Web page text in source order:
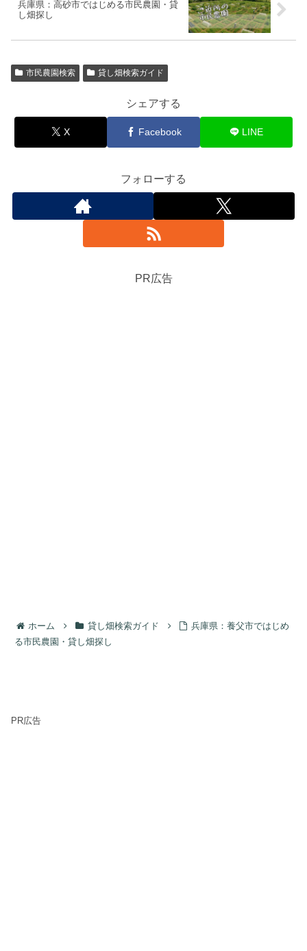
兵庫県：高砂市ではじめる市民農園・貸
し畑探し
市民農園検索 貸し畑検索ガイド
シェアする
X Facebook LINE
フォローする
PR広告
ホーム 貸し畑検索ガイド
兵庫県：養父市ではじめ
る市民農園・貸し畑探し
PR広告